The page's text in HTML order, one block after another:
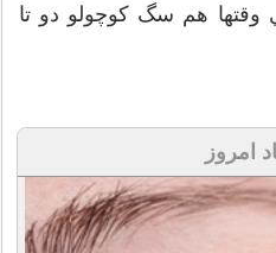
هم سگ كوچولو دو تا
امروز